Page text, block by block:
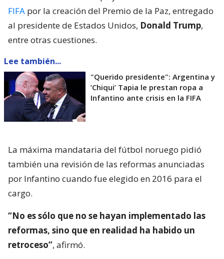
FIFA por la creación del Premio de la Paz, entregado
al presidente de Estados Unidos, Donald Trump,
entre otras cuestiones.
Lee también...
"Querido presidente": Argentina y
’Chiqui’ Tapia le prestan ropa a
Infantino ante crisis en la FIFA
La máxima mandataria del fútbol noruego pidió
también una revisión de las reformas anunciadas
por Infantino cuando fue elegido en 2016 para el
cargo.
“No es sólo que no se hayan implementado las
reformas, sino que en realidad ha habido un
retroceso”, afirmó.